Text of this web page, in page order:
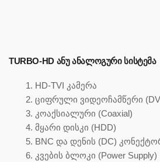
TURBO-HD ᲐᲜᲣ ᲐᲜᲐᲚᲝᲒᲣᲠᲘ ᲡᲘᲡᲢᲔᲛᲐ
HD-TVI კამერა
ციფრული ვიდეოჩამწერი
კოაქსიალური (Coaxial)
მყარი დისკი (HDD)
BNC და დენის (DC)
კვების ბლოკი (Power Supply)